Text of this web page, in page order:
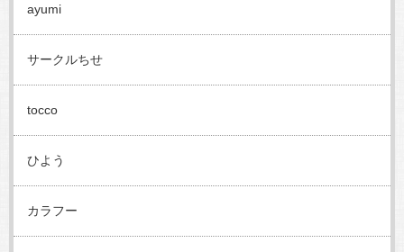
ayumi
サークルちせ
tocco
ひよう
カラフー